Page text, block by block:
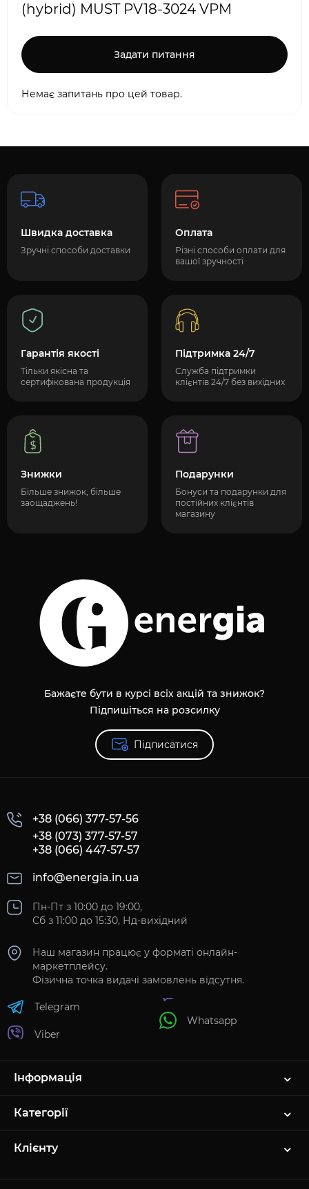
(hybrid) MUST PV18-3024 VPM
Задати питання
Немає запитань про цей товар.
Швидка доставка
Зручні способи доставки
Оплата
Різні способи оплати для
вашої зручності
Гарантія якості
Тільки якісна та
сертифікована продукція
Підтримка 24/7
Служба підтримки
клієнтів 24/7 без вихідних
Знижки
Більше знижок, більше
заощаджень!
Подарунки
Бонуси та подарунки для
постійних клієнтів
магазину
Бажаєте бути в курсі всіх акцій та знижок?
Підпишіться на розсилку
Підписатися
+38 (066) 377-57-56
+38 (073) 377-57-57
+38 (066) 447-57-57
info@energia.in.ua
Пн-Пт з 10:00 до 19:00,
Сб з 11:00 до 15:30, Нд-вихідний
Наш магазин працює у форматі онлайн-
маркетплейсу.
Фізична точка видачі замовлень відсутня.
Telegram
Viber
Whatsapp
Інформація
Категорії
Клієнту